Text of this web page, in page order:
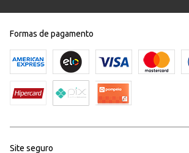
Formas de pagamento
Site seguro